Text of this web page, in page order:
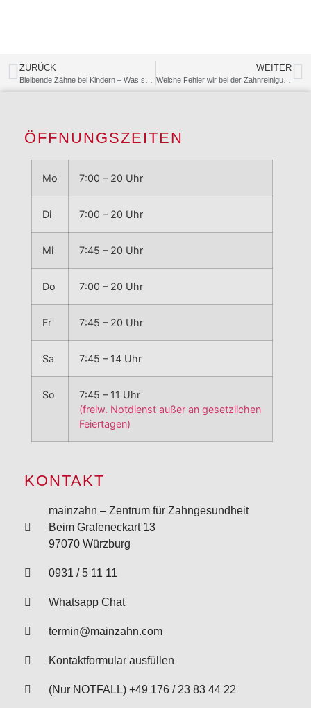
ZURÜCK WEITER
Welche Fehler wir bei der Zahnreinigung/Prophylaxe oft machen
ÖFFNUNGSZEITEN
Mo 7:00 – 20 Uhr
Di 7:00 – 20 Uhr
Mi 7:45 – 20 Uhr
Do 7:00 – 20 Uhr
Fr 7:45 – 20 Uhr
Sa 7:45 – 14 Uhr
So
7:45 – 11 Uhr
(freiw. Notdienst außer an gesetzlichen
Feiertagen)
KONTAKT
mainzahn – Zentrum für Zahngesundheit
Beim Grafeneckart 13
97070 Würzburg
0931 / 5 11 11
Whatsapp Chat
termin@mainzahn.com
Kontaktformular ausfüllen
(Nur NOTFALL) +49 176 / 23 83 44 22